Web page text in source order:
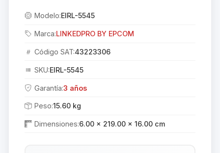
Modelo:EIRL-5545
Marca:LINKEDPRO BY EPCOM
Código SAT:43223306
SKU:EIRL-5545
Garantía:3 años
Peso:15.60 kg
Dimensiones:6.00 × 219.00 × 16.00 cm